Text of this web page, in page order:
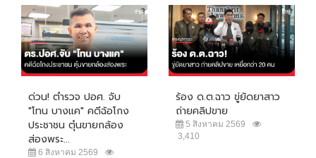
ด่วน! ตำรวจ ปอศ. จับ
"โทน บางแค" คดีฉ้อโกง
ประชาชน ตุ๋นขายกล้อง
ส่องพระ...
6 สิงหาคม 2569
ร้อง ด.ต.ฉาว ขู่ยัดยาสาว
ถ่ายคลิปขาย
5 สิงหาคม 2569
3,410